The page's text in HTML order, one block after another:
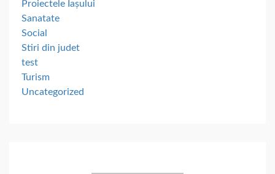
Proiectele Iașului
Sanatate
Social
Stiri din judet
test
Turism
Uncategorized